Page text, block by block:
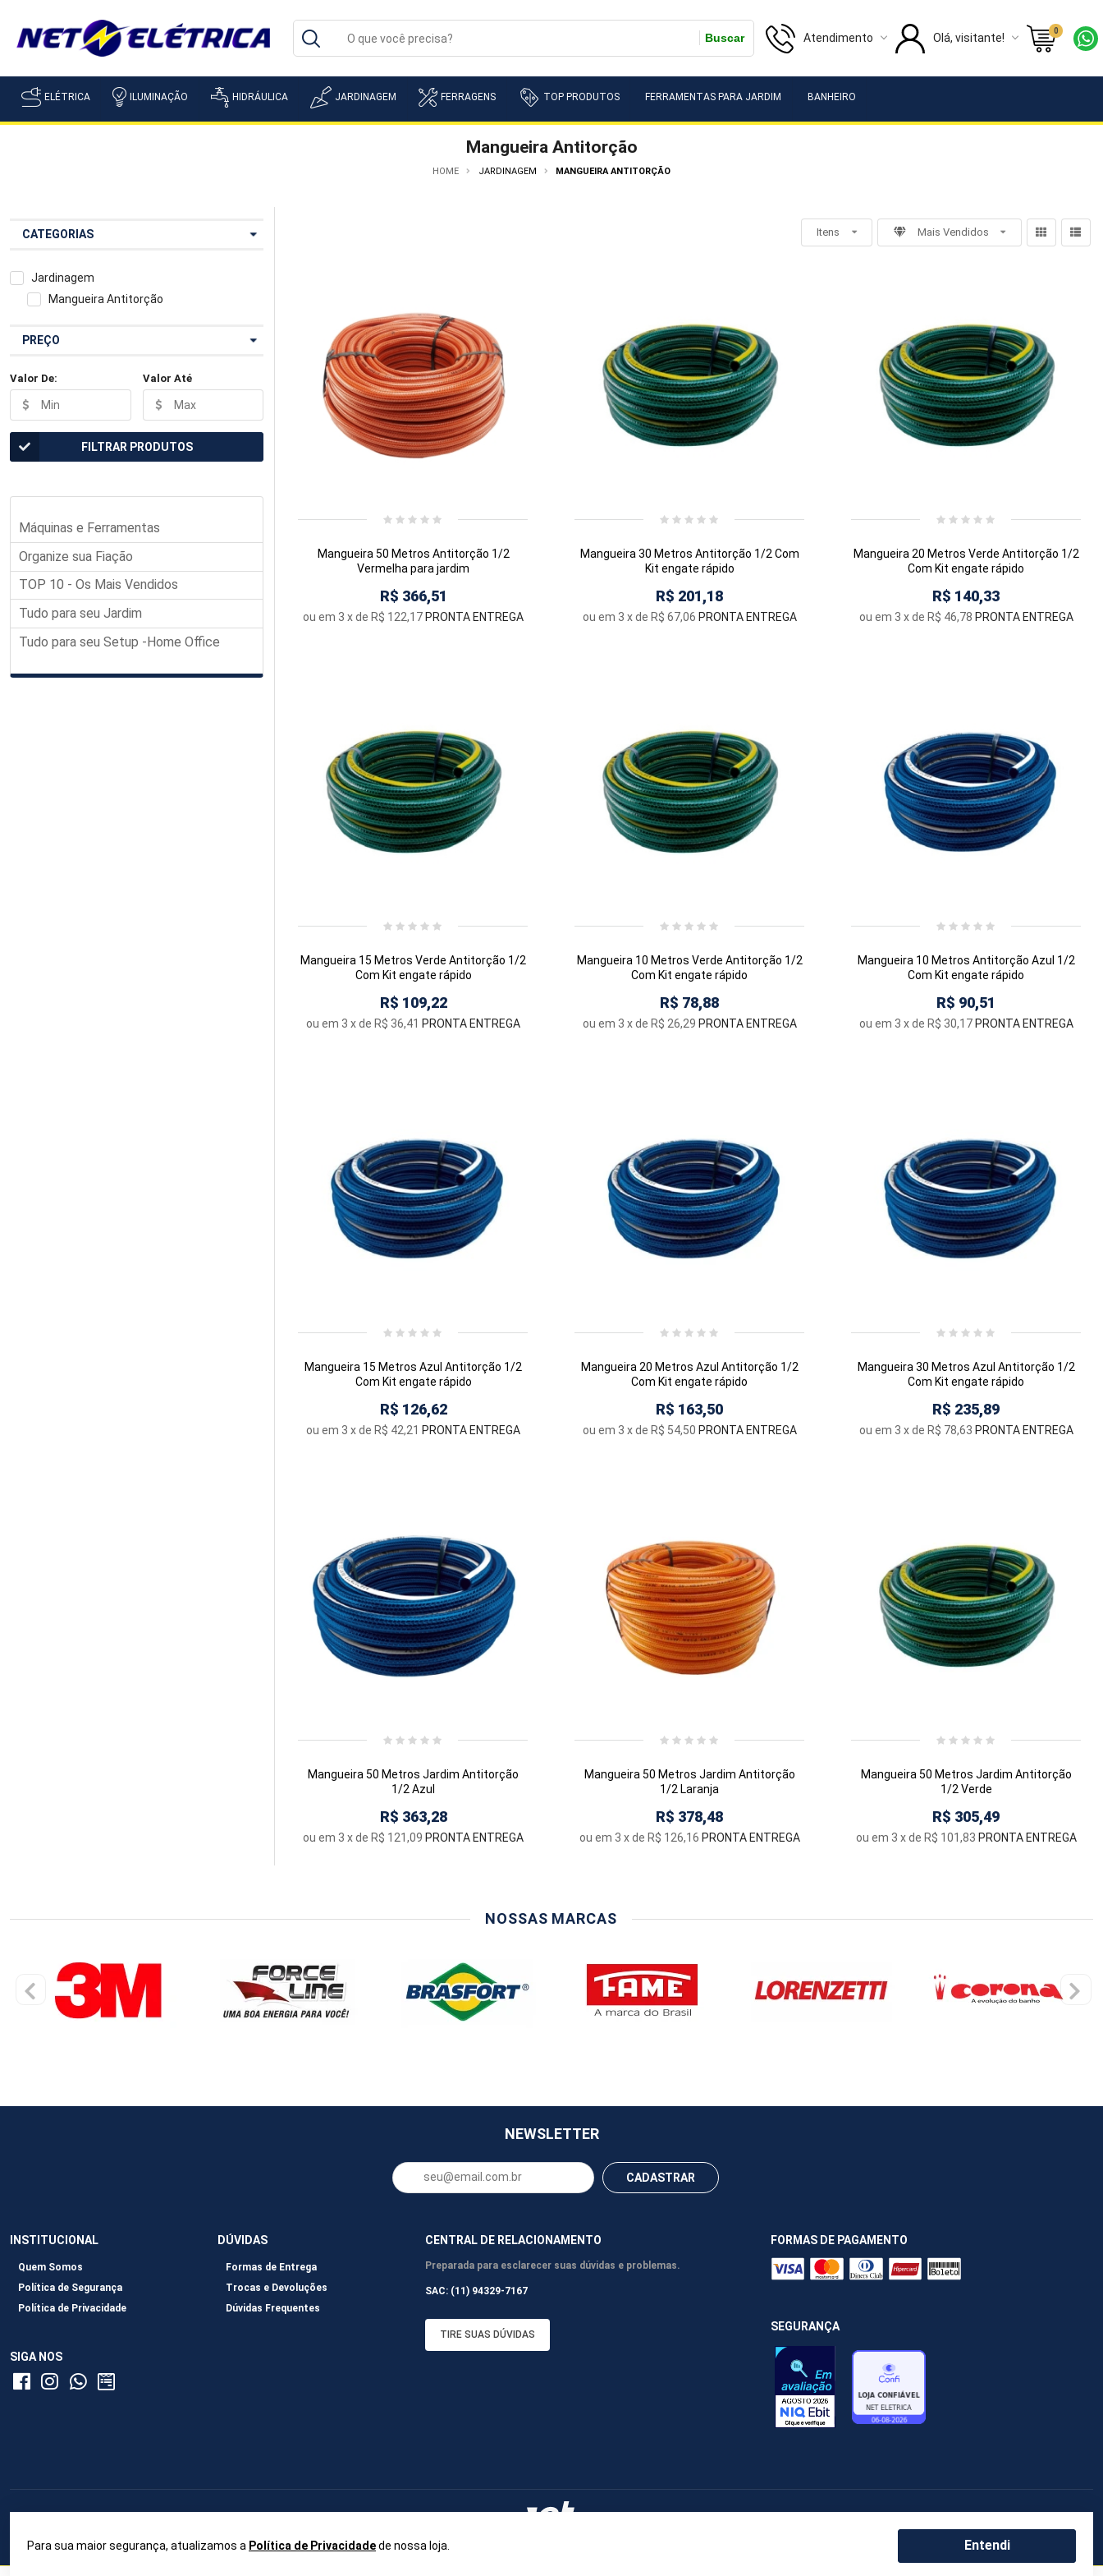
Buscar Atendimento Olá, visitante!
0
ELÉTRICA ILUMINAÇÃO HIDRÁULICA JARDINAGEM FERRAGENS TOP PRODUTOS FERRAMENTAS PARA JARDIM BANHEIRO
Mangueira Antitorção
HOME JARDINAGEM MANGUEIRA ANTITORÇÃO
CATEGORIAS
Jardinagem
Mangueira Antitorção
PREÇO
Valor De: Valor Até
FILTRAR PRODUTOS
Máquinas e Ferramentas
Organize sua Fiação
TOP 10 - Os Mais Vendidos
Tudo para seu Jardim
Tudo para seu Setup -Home Office
Itens Mais Vendidos
Mangueira 50 Metros Antitorção 1/2
Vermelha para jardim
R$ 366,51
ou em 3 x de R$ 122,17PRONTA ENTREGA
Mangueira 30 Metros Antitorção 1/2 Com
Kit engate rápido
R$ 201,18
ou em 3 x de R$ 67,06 PRONTA ENTREGA
Mangueira 20 Metros Verde Antitorção 1/2
Com Kit engate rápido
R$ 140,33
ou em 3 x de R$ 46,78 PRONTA ENTREGA
Mangueira 15 Metros Verde Antitorção 1/2
Com Kit engate rápido
R$ 109,22
ou em 3 x de R$ 36,41 PRONTA ENTREGA
Mangueira 10 Metros Verde Antitorção 1/2
Com Kit engate rápido
R$ 78,88
ou em 3 x de R$ 26,29 PRONTA ENTREGA
Mangueira 10 Metros Antitorção Azul 1/2
Com Kit engate rápido
R$ 90,51
ou em 3 x de R$ 30,17 PRONTA ENTREGA
Mangueira 15 Metros Azul Antitorção 1/2
Com Kit engate rápido
R$ 126,62
ou em 3 x de R$ 42,21 PRONTA ENTREGA
Mangueira 20 Metros Azul Antitorção 1/2
Com Kit engate rápido
R$ 163,50
ou em 3 x de R$ 54,50 PRONTA ENTREGA
Mangueira 30 Metros Azul Antitorção 1/2
Com Kit engate rápido
R$ 235,89
ou em 3 x de R$ 78,63 PRONTA ENTREGA
Mangueira 50 Metros Jardim Antitorção
1/2 Azul
R$ 363,28
ou em 3 x de R$ 121,09 PRONTA ENTREGA
Mangueira 50 Metros Jardim Antitorção
1/2 Laranja
R$ 378,48
ou em 3 x de R$ 126,16 PRONTA ENTREGA
Mangueira 50 Metros Jardim Antitorção
1/2 Verde
R$ 305,49
ou em 3 x de R$ 101,83 PRONTA ENTREGA
NOSSAS MARCAS
Para sua maior segurança, atualizamos a Política de Privacidadede nossa loja. Entendi
NEWSLETTER
CADASTRAR
INSTITUCIONAL
Quem Somos
Política de Segurança
Política de Privacidade
DÚVIDAS
Formas de Entrega
Trocas e Devoluções
Dúvidas Frequentes
SIGA NOS
CENTRAL DE RELACIONAMENTO
Preparada para esclarecer suas dúvidas e problemas.
SAC: (11) 94329-7167
TIRE SUAS DÚVIDAS
FORMAS DE PAGAMENTO
SEGURANÇA